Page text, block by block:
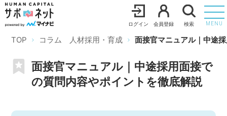
ログイン 会員登録 検索 MENU
TOP コラム 人材採用・育成 面接官マニュアル｜中途
面接官マニュアル｜中途採用面接で
の質問内容やポイントを徹底解説